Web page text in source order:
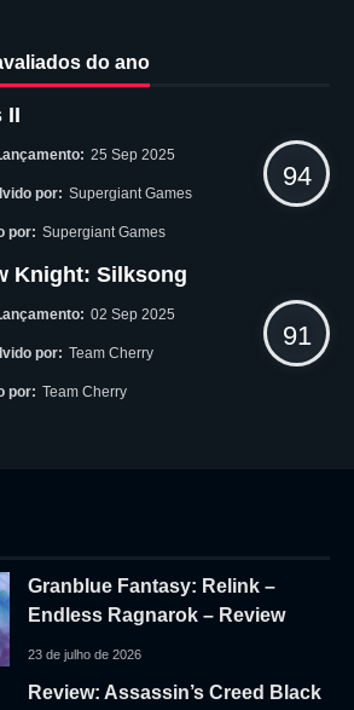
do ano
II
25 Sep 2025
por: Supergiant Games
por: Supergiant Games
94
Knight: Silksong
02 Sep 2025
por: Team Cherry
por: Team Cherry
91
Granblue Fantasy: Relink –
Endless Ragnarok – Review
23 de julho de 2026
Review: Assassin’s Creed Black